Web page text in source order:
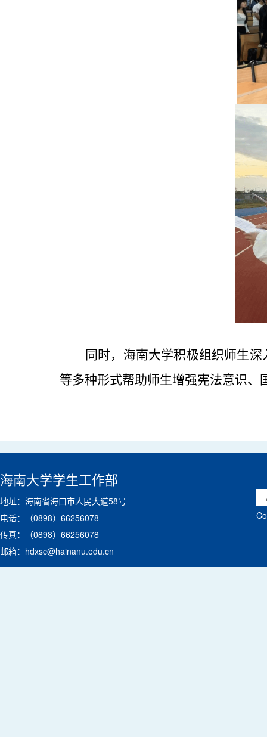
同时，海南大学积极组织师生深
等多种形式帮助师生增强宪法意识
海南大学学生工作部
地址：海南省海口市人民大道58号
电话：（0898）66256078
传真：（0898）66256078
邮箱：hdxsc@hainanu.edu.cn